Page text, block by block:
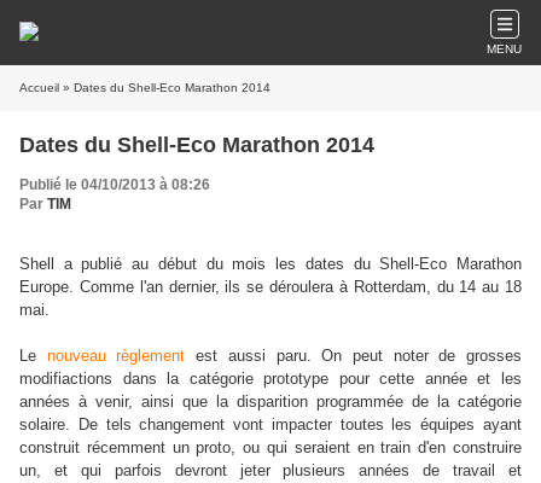
MENU
Accueil » Dates du Shell-Eco Marathon 2014
Dates du Shell-Eco Marathon 2014
Publié le 04/10/2013 à 08:26
Par TIM
Shell a publié au début du mois les dates du Shell-Eco Marathon
Europe. Comme l'an dernier, ils se déroulera à Rotterdam, du 14 au 18
mai.
Le nouveau règlement est aussi paru. On peut noter de grosses
modifiactions dans la catégorie prototype pour cette année et les
années à venir, ainsi que la disparition programmée de la catégorie
solaire. De tels changement vont impacter toutes les équipes ayant
construit récemment un proto, ou qui seraient en train d'en construire
un, et qui parfois devront jeter plusieurs années de travail et